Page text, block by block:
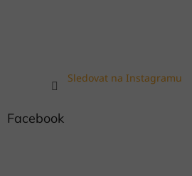
Sledovat na Instagramu
Facebook